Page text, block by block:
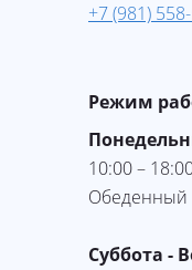
+7 (981)
Режим
10:00 –
Обеденный
Суббота -